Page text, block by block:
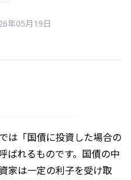
年05月19日
は「国債に投資した場合の
ばれるものです。国債の中
家は一定の利子を受け取